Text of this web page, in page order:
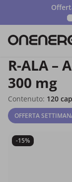
R-ALA –
300 mg
Contenuto: 120
OFFERTA
-15%